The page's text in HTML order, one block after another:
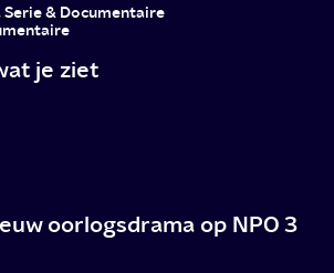
Serie & Documentaire
je ziet
oorlogsdrama op NPO 3